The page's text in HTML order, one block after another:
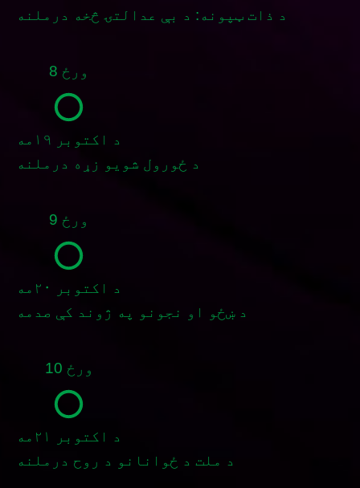
د ذات ټپونه: د بې عدالتۍ څخه درملنه
ورځ 8
د اکتوبر ۱۹مه
د ځورول شویو زړه درملنه
ورځ 9
د اکتوبر ۲۰مه
د ښځو او نجونو په ژوند کې صدمه
ورځ 10
د اکتوبر ۲۱مه
د ملت د ځوانانو د روح درملنه